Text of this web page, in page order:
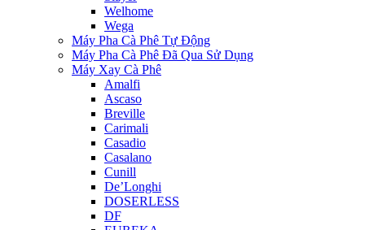
Welhome
Wega
Máy Pha Cà Phê Tự Động
Máy Pha Cà Phê Đã Qua Sử Dụng
Máy Xay Cà Phê
Amalfi
Ascaso
Breville
Carimali
Casadio
Casalano
Cunill
De’Longhi
DOSERLESS
DF